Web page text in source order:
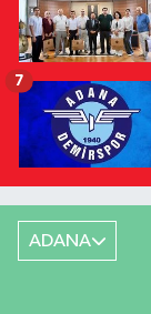
7
ADANA